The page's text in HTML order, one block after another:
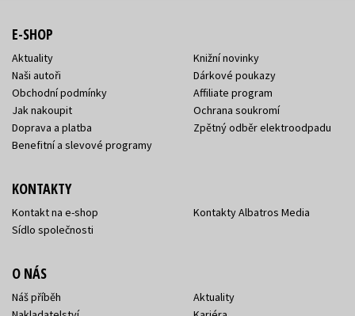
E-SHOP
Aktuality
Naši autoři
Obchodní podmínky
Jak nakoupit
Doprava a platba
Benefitní a slevové programy
Knižní novinky
Dárkové poukazy
Affiliate program
Ochrana soukromí
Zpětný odběr elektroodpadu
KONTAKTY
Kontakt na e-shop
Sídlo společnosti
Kontakty Albatros Media
O NÁS
Náš příběh
Aktuality